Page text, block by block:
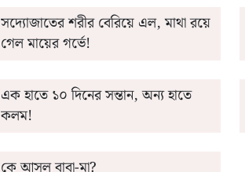
সদ্যোজাতের শরীর বেরিয়ে এল, মাথা রয়ে
গেল মায়ের গর্ভে!
এক হাতে ১০ দিনের সন্তান, অন্য হাতে
কলম!